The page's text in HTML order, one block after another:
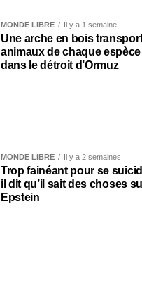
MONDE LIBRE Il y a 1 semaine
Une arche en bois
animaux de chaque
dans le détroit d’Ormuz
MONDE LIBRE Il y a 2 semaines
Trop fainéant pour se
il dit qu’il sait des choses
Epstein